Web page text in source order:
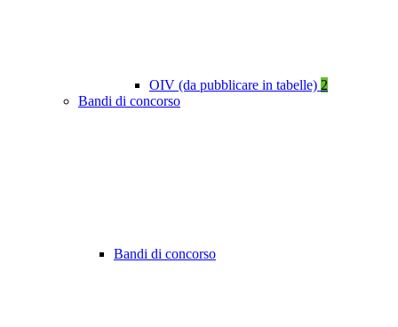
OIV (da pubblicare in tabelle) 2
Bandi di concorso
Bandi di concorso